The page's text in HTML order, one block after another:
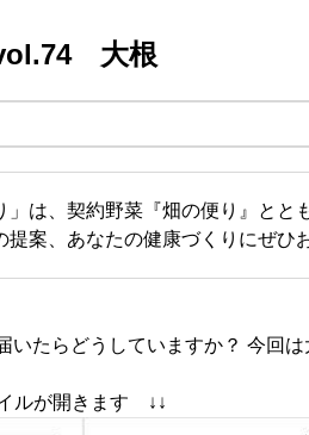
大根
」は、契約野菜『畑の便り』と
案、あなたの健康づくりにぜひ
いたらどうしていますか？ 今回は
イルが開きます ↓↓